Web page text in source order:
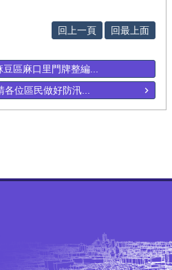
回上一頁 回最上面
區麻口里門牌整編...
位區民做好防汛...